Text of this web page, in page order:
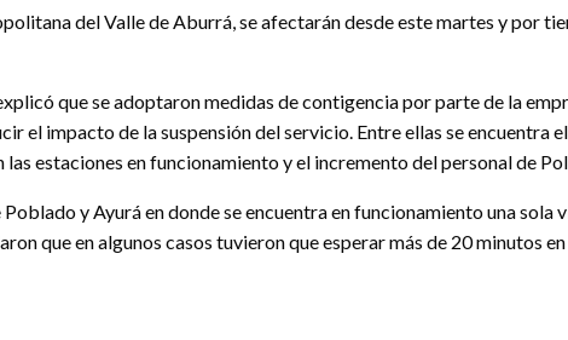
del Valle de Aburrá, se afectarán desde este martes y por
que se adoptaron medidas de contigencia por parte de la
el impacto de la suspensión del servicio. Entre ellas se encuentra
estaciones en funcionamiento y el incremento del personal de
y Ayurá en donde se encuentra en funcionamiento una sola
que en algunos casos tuvieron que esperar más de 20 minutos